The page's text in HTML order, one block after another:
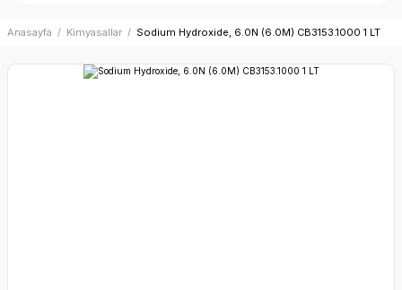
Anasayfa Kimyasallar Sodium Hydroxide, 6.0N (6.0M) CB3153.1000 1 LT